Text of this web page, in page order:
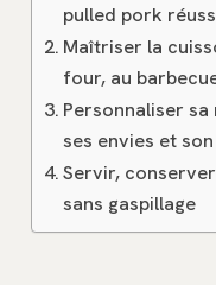
pulled pork
Maîtriser la
four, au
Personnaliser
ses envies et
Servir,
sans gaspillage